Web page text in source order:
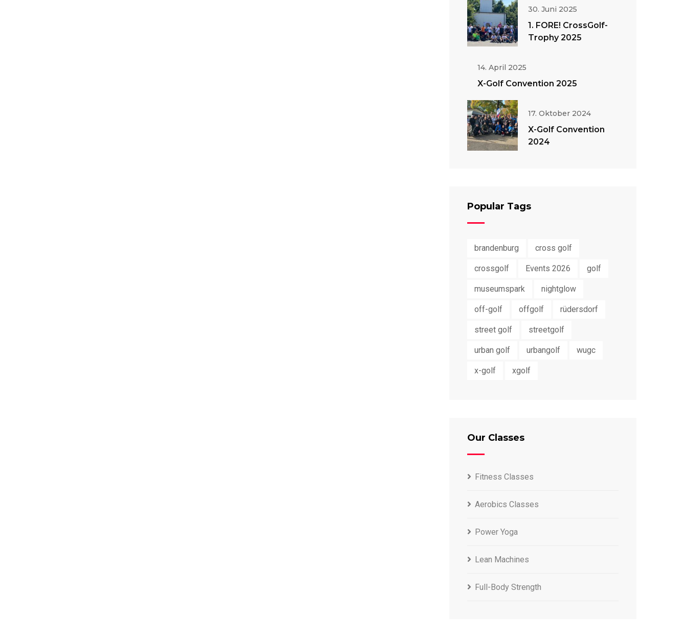
30. Juni 2025
1. FORE! CrossGolf-
Trophy 2025
14. April 2025
X-Golf Convention 2025
17. Oktober 2024
X-Golf Convention
2024
Popular Tags
brandenburg cross golf
crossgolf Events 2026 golf
museumspark nightglow
off-golf offgolf rüdersdorf
street golf streetgolf
urban golf urbangolf wugc
x-golf xgolf
Our Classes
Fitness Classes
Aerobics Classes
Power Yoga
Lean Machines
Full-Body Strength